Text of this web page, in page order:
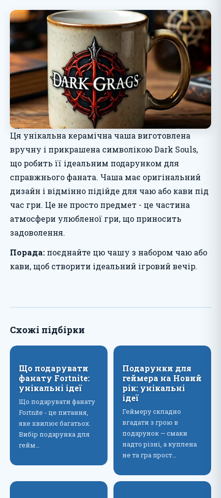
Ця унікальна керамічна чаша виготовлена
вручну і прикрашена символікою Dark Souls,
що робить її ідеальним подарунком для
справжнього фаната. Чаша має оригінальний
дизайн і відмінно підійде для чаю або кави під
час гри. Це не просто предмет - це частина
атмосфери улюбленої гри, що приносить
задоволення.
Порада: поєднайте цю чашу з набором чаю або
кави, щоб створити ідеальний ігровий вечір.
Схожі підбірки
Що подарувати
фанату Fortnite:
унікальні ідеї
Що подарувати фанату
Fortnite - це питання,
яке хвилює багатьох.
Вибір подарунка для
гейм…
Подарунки для
геймера на Новий
рік: унікальні
ідеї
Геймеру складно
вгадати з грою в
подарунок — смаки
надто різні, а куплена
не та гра прост…